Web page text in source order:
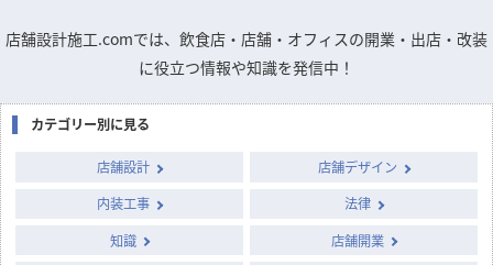
店舗設計施工.comでは、飲食店・店舗・オフィスの開業・出店・改装
に役立つ情報や知識を発信中！
カテゴリー別に見る
店舗設計
店舗デザイン
内装工事
法律
知識
店舗開業